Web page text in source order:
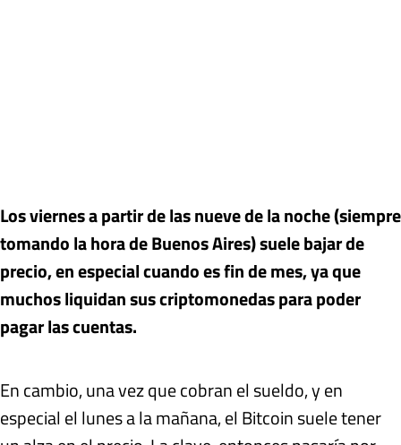
Los viernes a partir de las nueve de la noche (siempre
tomando la hora de Buenos Aires) suele bajar de
precio, en especial cuando es fin de mes, ya que
muchos liquidan sus criptomonedas para poder
pagar las cuentas.
En cambio, una vez que cobran el sueldo, y en
especial el lunes a la mañana, el Bitcoin suele tener